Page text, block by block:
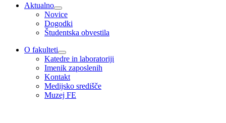
Aktualno
Novice
Dogodki
Študentska obvestila
O fakulteti
Katedre in laboratoriji
Imenik zaposlenih
Kontakt
Medijsko središče
Muzej FE